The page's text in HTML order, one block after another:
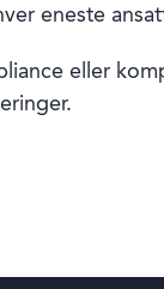
eneste
eller